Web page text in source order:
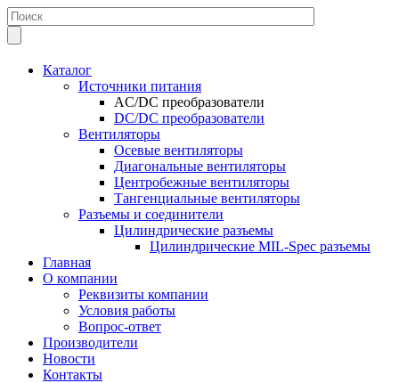
Каталог
Источники питания
AC/DC преобразователи
DC/DC преобразователи
Вентиляторы
Осевые вентиляторы
Диагональные вентиляторы
Центробежные вентиляторы
Тангенциальные вентиляторы
Разъемы и соединители
Цилиндрические разъемы
Цилиндрические MIL-Spec разъемы
Главная
О компании
Реквизиты компании
Условия работы
Вопрос-ответ
Производители
Новости
Контакты